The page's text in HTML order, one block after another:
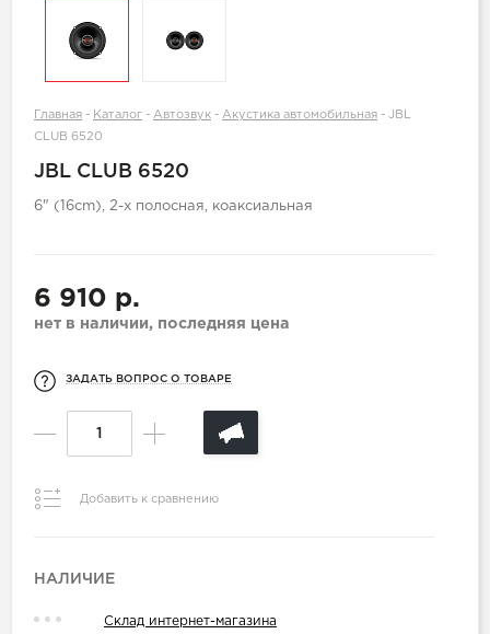
Главная - Каталог - Автозвук - Акустика автомобильная - JBL
CLUB 6520
JBL CLUB 6520
6" (16cm), 2-х полосная, коаксиальная
6 910 р.
нет в наличии, последняя цена
ЗАДАТЬ ВОПРОС О ТОВАРЕ
Добавить к сравнению
НАЛИЧИЕ
Склад интернет-магазина